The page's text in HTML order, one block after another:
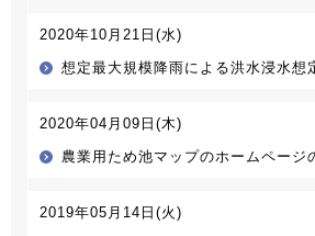
2020年10月21日(水)
想定最大規模降雨による洪水浸水想
2020年04月09日(木)
農業用ため池マップのホームページ
2019年05月14日(火)